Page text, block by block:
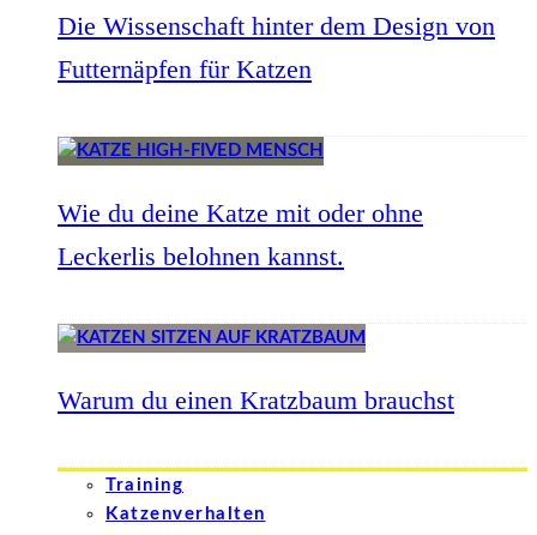
Die Wissenschaft hinter dem Design von
Futternäpfen für Katzen
Wie du deine Katze mit oder ohne
Leckerlis belohnen kannst.
Warum du einen Kratzbaum brauchst
Training
Katzenverhalten